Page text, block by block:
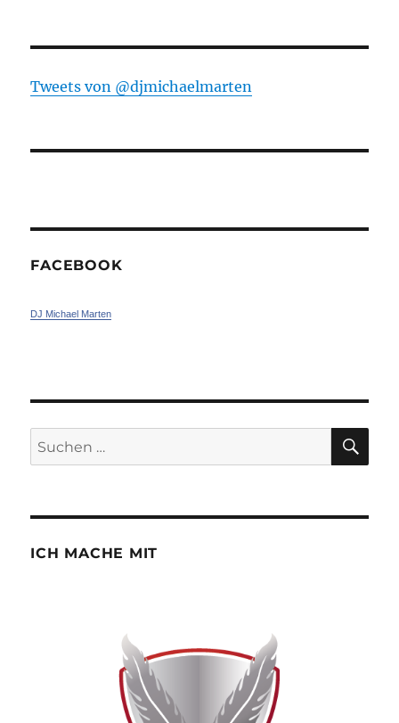
Tweets von ‎@djmichaelmarten
FACEBOOK
DJ Michael Marten
Suchen
nach:
ICH MACHE MIT